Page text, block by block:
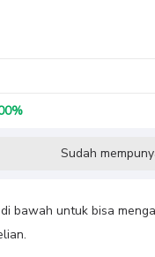
Sudah
bawah untuk bisa